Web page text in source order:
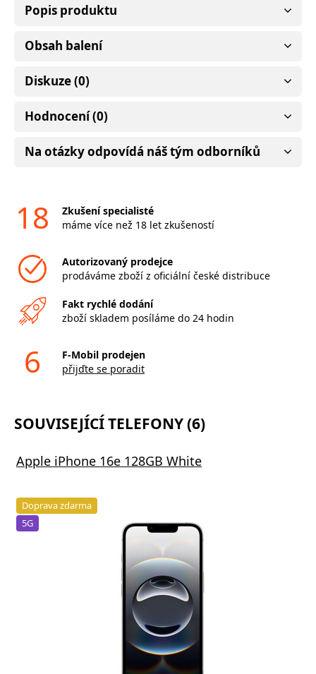
Popis produktu
Obsah balení
Diskuze (0)
Hodnocení (0)
Na otázky odpovídá náš tým odborníků
18
Zkušení specialisté
máme více než 18 let zkušeností
Autorizovaný prodejce
prodáváme zboží z oficiální české distribuce
Fakt rychlé dodání
zboží skladem posíláme do 24 hodin
6
F-Mobil prodejen
přijďte se poradit
SOUVISEJÍCÍ TELEFONY (6)
Apple iPhone 16e 128GB White
Doprava zdarma
5G